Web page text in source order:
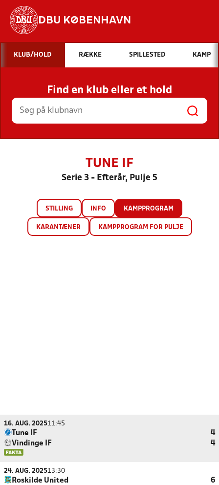
DBU KØBENHAVN
Hvad vil du søge efter?
INDHOLD OG NYHEDER
STILLINGER, RESULTATER, KLUBBER OG
HOLD
KLUB/HOLD RÆKKE SPILLESTED KAMP
Find en klub eller et hold
TUNE IF
Serie 3 - Efterår, Pulje 5
STILLING INFO KAMPPROGRAM
KARANTÆNER KAMPPROGRAM FOR PULJE
16. AUG. 202511:45
Tune IF
4
Vindinge IF
4
24. AUG. 202513:30
Roskilde United
6